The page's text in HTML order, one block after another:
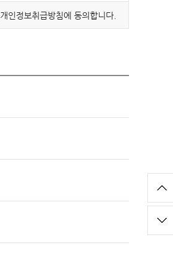
개인정보취급방침에 동의합니다.